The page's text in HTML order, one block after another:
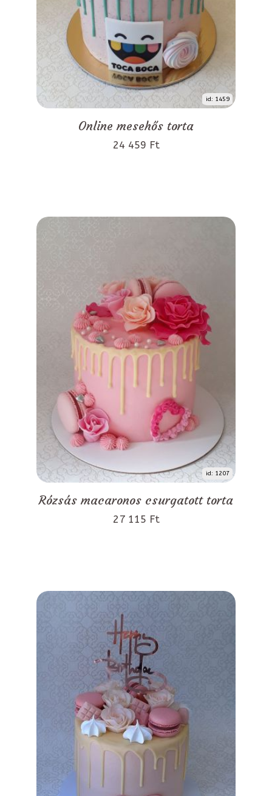
id: 1459
Online mesehős torta
24 459 Ft
id: 1207
Rózsás macaronos csurgatott torta
27 115 Ft